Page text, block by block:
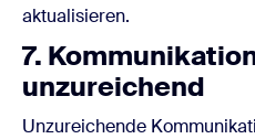
aktualisieren.
7.
unzureichend
Unzureichende